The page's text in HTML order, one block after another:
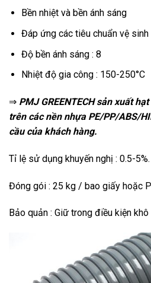
Bền nhiệt và bền ánh sáng
Đáp ứng các tiêu chuẩn vệ sinh
Độ bền ánh sáng : 8
Nhiệt độ gia công : 150-250°C
⇒ PMJ GREENTECH sản xuất
trên các nền nhựa PE/PP/ABS/
cầu của khách hàng.
Tỉ lệ sử dụng khuyến nghị : 0.5-5%.
Đóng gói : 25 kg / bao giấy hoặc
Bảo quản : Giữ trong điều kiện khô